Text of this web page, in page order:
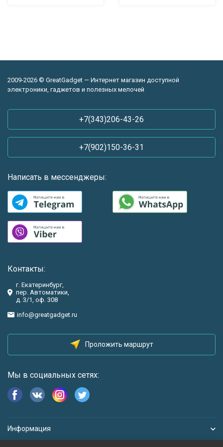
2009-2026 © GreatGadget — Интернет магазин доступной
электроники, гаджетов и полезных мелочей
+7(343)206-43-26
+7(902)150-36-31
Написать в мессенджеры:
Контакты:
г. Екатеринбург,
пер. Автоматики,
д. 3/1, оф. 308
info@greatgadget.ru
Проложить маршрут
Мы в социальных сетях:
Информация